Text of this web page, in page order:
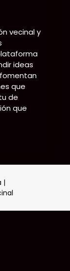
vecinal y
ideas
que
de
que
|